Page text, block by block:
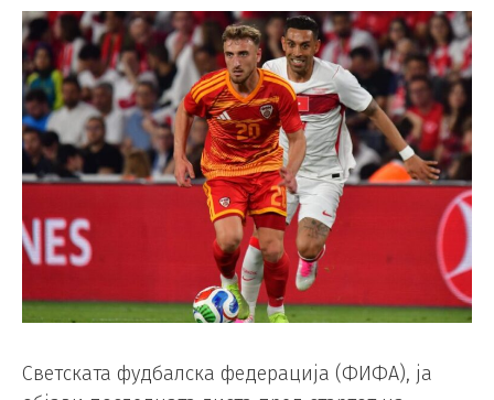
Светската фудбалска федерација (ФИФА), ја